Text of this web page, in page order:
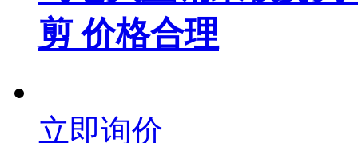
剪 价格合理
立即询价